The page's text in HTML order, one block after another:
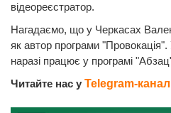
відеореєстратор.
Нагадаємо, що у Черкасах
як автор програми
наразі працює у програмі
Читайте нас у Telegram-